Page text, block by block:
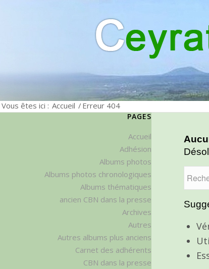
Vous êtes ici : Accueil / Erreur 404
PAGES
Accueil
Adhésion
Albums photos
Albums photos chronologiques
Albums thématiques
ancien CBN dans la presse
Archives
Autres
Autres albums plus anciens
Carnet des adhérents
CBN dans la presse